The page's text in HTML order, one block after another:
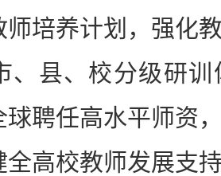
师培养计划，强化
、县、校分级研
球聘任高水平师资
全高校教师发展支